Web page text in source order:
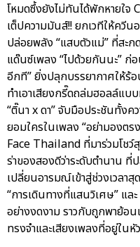
โหมดซึ้งยังไม่ทันได้พักหายใ
เต็ปความมันส์!! ยกเวทีให้ควี
ปล่อยพลัง “แสบตัวแม่” ที่สะ
แด๊นซ์เพลง “ไปด้วยกันนะ”
อีกที” ยิ่งปลุกบรรยากาศให้ร้
ทำเอาเสียงกรี๊ดถล่มฮอลล์แบ
“ติ๊นา x ดา” จับมือประชันทั้ง
ยอมใครในเพลง “อย่ามองต
Face Thailand ที่มาร่วมโชว์
ร่าของสองดีว่าระดับตำนาน
เปลี่ยนอารมณ์เข้าสู่ช่วงเวลา
“การเดินทางที่แสนวิเศษ” แ
อย่างงดงาม ราวกับถูกพาย้อ
ทรงจำและเสียงเพลงที่อยู่ใน